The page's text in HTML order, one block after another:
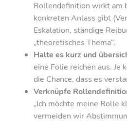
Rollendefinition wirkt am
konkreten Anlass gibt
Eskalation, ständige
„theoretisches Thema“.
Halte es kurz und
eine Folie reichen aus. Je
die Chance, dass es
Verknüpfe
„Ich möchte meine Rolle
vermeiden wir